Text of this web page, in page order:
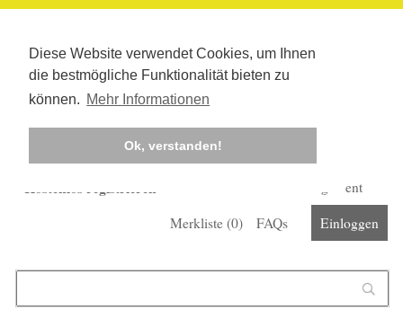
Diese Website verwendet Cookies, um Ihnen
die bestmögliche Funktionalität bieten zu
können. Mehr Informationen
Ok, verstanden!
Kostenlos registrieren
Corona-Management
Merkliste (0) FAQs Einloggen